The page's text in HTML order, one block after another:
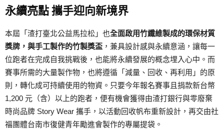
永續亮點 攜手迎向新境界
本屆「渣打臺北公益馬拉松」也全面啟用竹纖維製成的環保材質
獎牌，與手工製作的竹製獎盃 ，兼具設計感與永續意涵，讓每一
位跑者在完成自我挑戰後，也能將永續發展的概念埋入心中。而
賽事所需的大量製作物，也將遵循「減量、回收、再利用」的原
則，轉化成可持續使用的物資。只要今年報名賽事且捐款新台幣
1,200 元（含）以上的跑者，便有機會獲得由渣打銀行與零廢棄
時尚品牌 Story Wear 攜手，以活動回收帆布重新設計，再交由社
福團體台南市復健青年勵進會製作的專屬提袋。